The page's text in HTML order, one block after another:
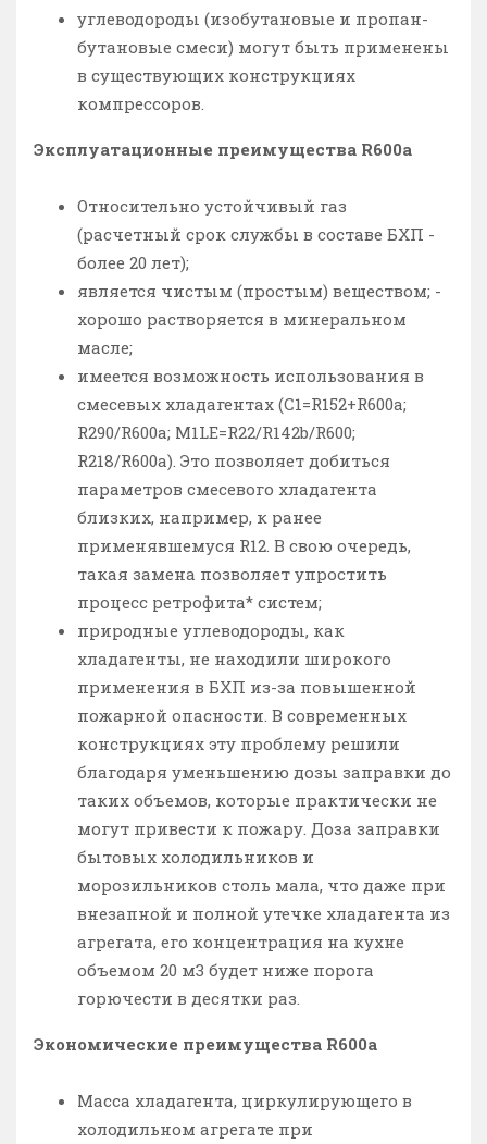
углеводороды (изобутановые и пропан-
бутановые смеси) могут быть применены
в существующих конструкциях
компрессоров.
Эксплуатационные преимущества R600a
Относительно устойчивый газ
(расчетный срок службы в составе БХП -
более 20 лет);
является чистым (простым) веществом; -
хорошо растворяется в минеральном
масле;
имеется возможность использования в
смесевых хладагентах (С1=R152+R600a;
R290/R600a; M1LE=R22/R142b/R600;
R218/R600a). Это позволяет добиться
параметров смесевого хладагента
близких, например, к ранее
применявшемуся R12. В свою очередь,
такая замена позволяет упростить
процесс ретрофита* систем;
природные углеводороды, как
хладагенты, не находили широкого
применения в БХП из-за повышенной
пожарной опасности. В современных
конструкциях эту проблему решили
благодаря уменьшению дозы заправки до
таких объемов, которые практически не
могут привести к пожару. Доза заправки
бытовых холодильников и
морозильников столь мала, что даже при
внезапной и полной утечке хладагента из
агрегата, его концентрация на кухне
объемом 20 м3 будет ниже порога
горючести в десятки раз.
Экономические преимущества R600a
Масса хладагента, циркулирующего в
холодильном агрегате при